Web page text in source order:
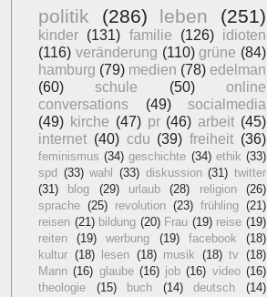
politik (286) leben (251)
kinder (131) familie (126)
idioten
(116) veränderung (110) grüne (84)
hamburg (79) medien (78) edelman
(60)
schule (50)
online
conversations
(49)
socialmedia
(49) kirche (47) pr (46) arbeit (45)
internet (40) cdu (39) freiheit (36)
feminismus (34) geschichte (34) ethik (33)
spd (33) wahl (33) diskussion (31) twitter
(31)
blog (29) urlaub (28) religion
(26)
sprache (25) revolution (23) frühling (21)
reisen (21) bildung (20) Frau (19) reise (19)
reiten
(19) werbung (19) facebook
(18)
kultur (18) lesen (18) musik (18) tv
(18)
Mann (16) glaube (16) job (16) video (16)
theologie
(15) buch (14) deutsch
(14)